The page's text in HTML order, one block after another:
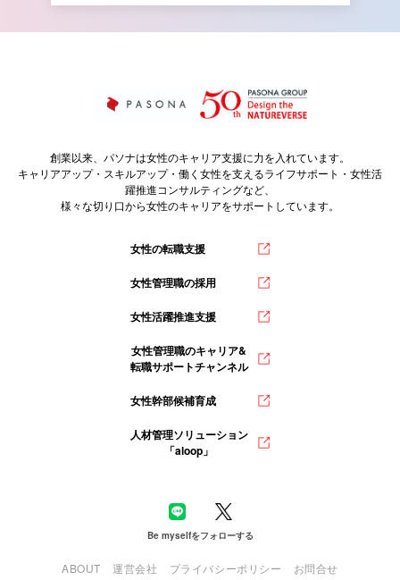
創業以来、パソナは女性のキャリア支援に力を入れています。
キャリアアップ・スキルアップ・働く女性を支えるライフサポート・女性活
躍推進コンサルティングなど、
様々な切り口から女性のキャリアをサポートしています。
女性の転職支援
女性管理職の採用
女性活躍推進支援
女性管理職のキャリア&
転職サポートチャンネル
女性幹部候補育成
人材管理ソリューション
「aloop」
Be myselfをフォローする
ABOUT 運営会社 プライバシーポリシー お問合せ